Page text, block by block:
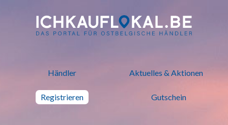
ich kauf lokal - Bei lokalen
Händler Aktuelles & Aktionen
Registrieren Gutschein